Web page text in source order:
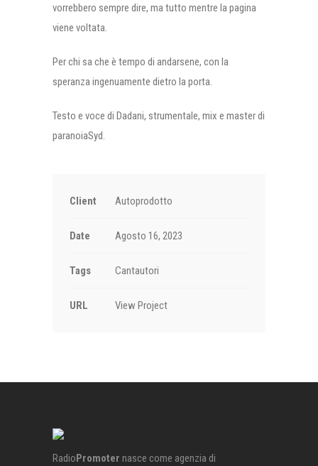
vorrebbero sempre dire, ma tutto mentre la pagina
viene voltata.
Per chi sa che è tempo di andarsene, con la
speranza ingenuamente dietro la porta.
Testo e voce di Dadani, strumentale, mix e master di
paranoiaSyd.
Client Autoprodotto
Date Agosto 16, 2023
Tags Cantautori
URL View Project
RadioPromoter nasce come agenzia di